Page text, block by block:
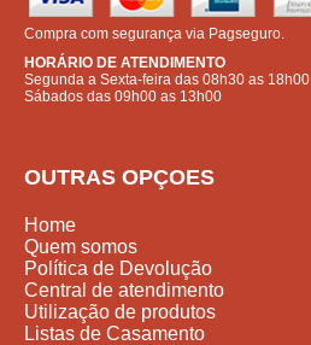
Compra com segurança via Pagseguro.
HORÁRIO DE ATENDIMENTO
Segunda a Sexta-feira das 08h30 as 18h00
Sábados das 09h00 as 13h00
OUTRAS OPÇOES
Home
Quem somos
Política de Devolução
Central de atendimento
Utilização de produtos
Listas de Casamento